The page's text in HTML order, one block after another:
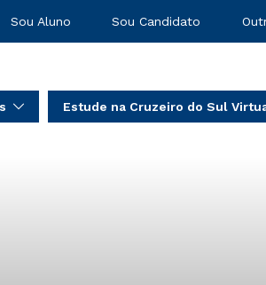
Sou Aluno Sou Candidato
Estude na Cruzeiro do Sul